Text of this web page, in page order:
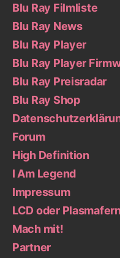
Blu Ray Filmliste
Blu Ray News
Blu Ray Player
Blu Ray Player
Blu Ray Preisradar
Blu Ray Shop
Forum
High Definition
I Am Legend
Impressum
LCD oder
Mach mit!
Partner